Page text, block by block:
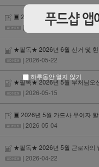
▣ 2026년 6월 카드사 무이자
| 2026-06-01
★필독★ 2026년 6월 선거 및 현
| 2026-05-22
★필독★ 2026년 5월 부처님오
| 2026-05-15
▣ 2026년 5월 카드사 무이자 할
| 2026-05-04
★필독★ 2026년 5월 근로자의
| 2026-04-22
하루동안 열지 않기